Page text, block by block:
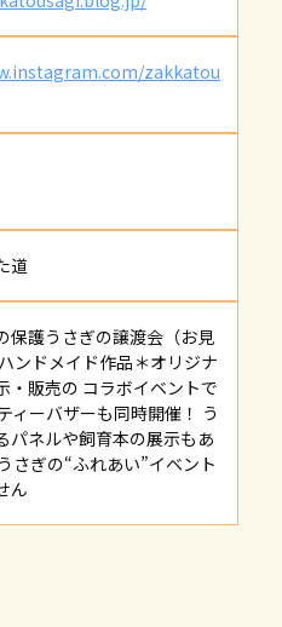
zakkatou
道
保護うさぎの譲渡会（お見
ンドメイド作品＊オリジナ
・販売の コラボイベントで
ィーバザーも同時開催！ う
パネルや飼育本の展示もあ
さぎの“ふれあい”イベント
ん